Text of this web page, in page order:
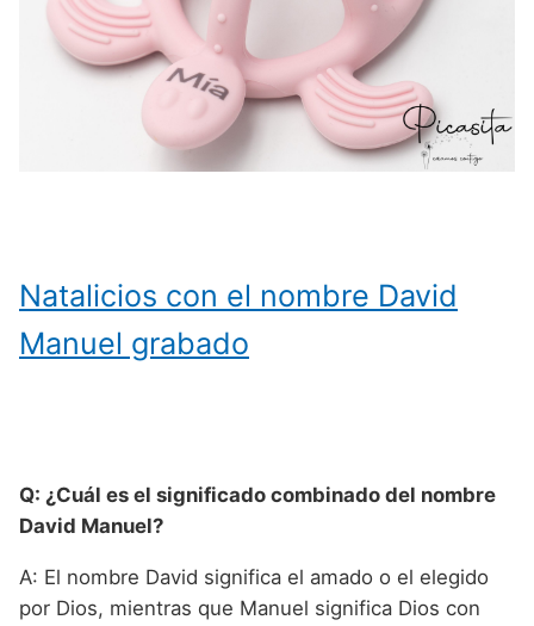
Natalicios con el nombre David
Manuel grabado
Q: ¿Cuál es el significado combinado del nombre
David Manuel?
A: El nombre David significa el amado o el elegido
por Dios, mientras que Manuel significa Dios con